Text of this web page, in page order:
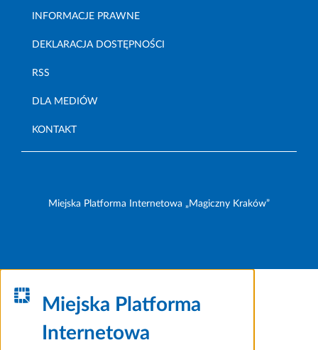
INFORMACJE PRAWNE
DEKLARACJA DOSTĘPNOŚCI
RSS
DLA MEDIÓW
KONTAKT
Miejska Platforma Internetowa „Magiczny Kraków”
Miejska Platforma
Internetowa